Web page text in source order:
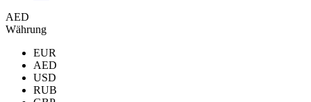
AED
Währung
EUR
AED
USD
RUB